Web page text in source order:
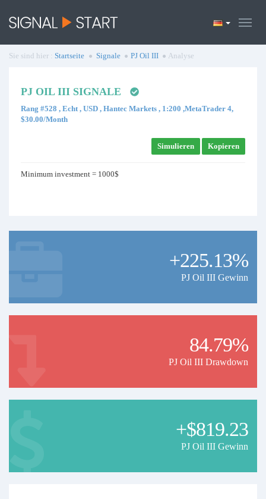
Sie sind hier : Startseite Signale PJ Oil III Analyse
PJ OIL III SIGNALE
Rang #528 , Echt , USD , Hantec Markets , 1:200 ,MetaTrader 4,
$30.00/Month
Simulieren Kopieren
Minimum investment = 1000$
+225.13%
PJ Oil III Gewinn
84.79%
PJ Oil III Drawdown
+$819.23
PJ Oil III Gewinn